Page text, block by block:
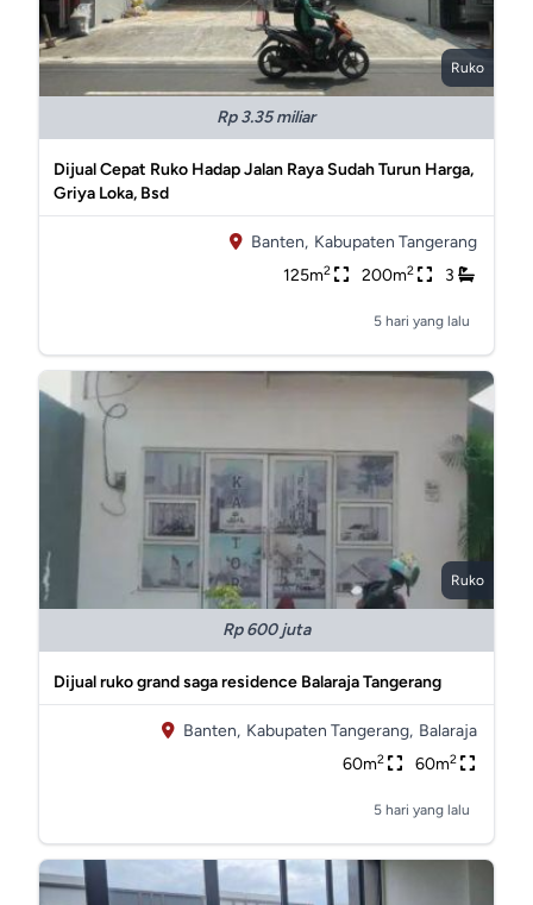
Ruko
Rp 3.35 miliar
Dijual Cepat Ruko Hadap Jalan Raya Sudah Turun Harga,
Griya Loka, Bsd
Banten, Kabupaten Tangerang
125m2 200m2 3
5 hari yang lalu
Ruko
Rp 600 juta
Dijual ruko grand saga residence Balaraja Tangerang
Banten, Kabupaten Tangerang, Balaraja
60m2 60m2
5 hari yang lalu